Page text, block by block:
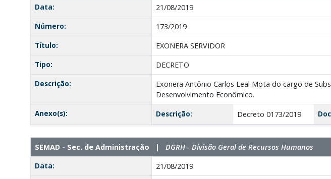
Data:
21/08/2019
Número:
173/2019
Título:
EXONERA SERVIDOR
Tipo:
DECRETO
Descrição:
Exonera Antônio Carlos Leal Mota do cargo de
Desenvolvimento Econômico.
Anexo(s):
Descrição: Decreto 0173/2019
SEMAD - Sec. de Administração | DGRH - Divisão Geral de Recursos Humanos
Data:
21/08/2019